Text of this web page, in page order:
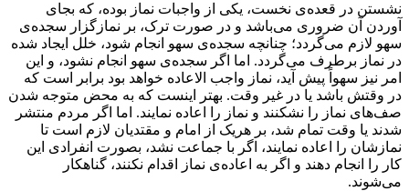
در قعده‌ی نخست، یکی از واجبات نماز بوده، که بجای
آن ضروری می‌باشد و در صورت ترک، بر نمازگزار سجده‌ی
لازم می‌گردد؛ چنانچه سجده‌ی سهو انجام شود، خلل ایجاد شده
نماز برطرف می‌گردد. اما اگر سجده‌ی سهو انجام نشود، و این
نیز سهواً پیش آید، نماز واجب الاعاده خواهد بود برابر است که
وقتش باشد یا در غیر وقت. بهتر اینست که به محض متوجه شدن
نماز را نشکنند و نماز را اعاده نمایند. اما اگر مردم منتشر
یا وقت تمام شد، بر هریک از امام و مقتدیان لازم است تا
را اعاده نمایند، اگر با جماعت نشد، بصورت انفرادی این
را انجام دهند و اگر به اعاده‌ی نماز اقدام نکنند، گناهکار